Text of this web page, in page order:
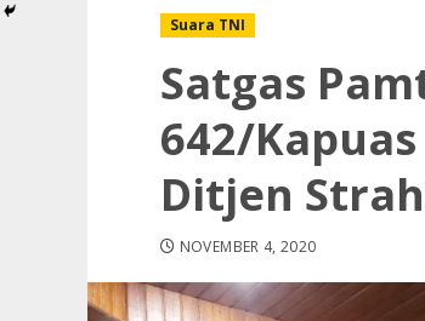
Suara TNI
Satgas
642/
Ditjen
NOVEMBER 4, 2020